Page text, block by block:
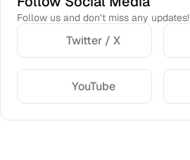
Follow us and don’t miss any updates!
Twitter / X
YouTube